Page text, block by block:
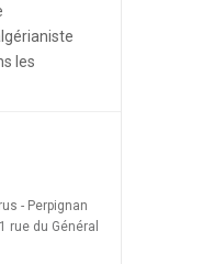
les
ayant
de la
et
le 19
26
- Perpignan
rue du Général